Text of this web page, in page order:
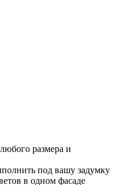
размера и
под вашу задумку
в одном фасаде